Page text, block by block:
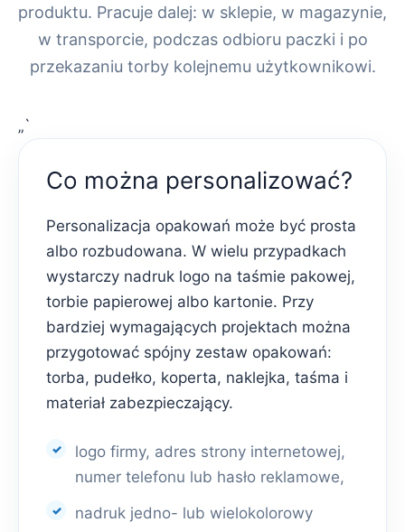
produktu. Pracuje dalej: w sklepie, w magazynie,
w transporcie, podczas odbioru paczki i po
przekazaniu torby kolejnemu użytkownikowi.
„`
Co można personalizować?
Personalizacja opakowań może być prosta
albo rozbudowana. W wielu przypadkach
wystarczy nadruk logo na taśmie pakowej,
torbie papierowej albo kartonie. Przy
bardziej wymagających projektach można
przygotować spójny zestaw opakowań:
torba, pudełko, koperta, naklejka, taśma i
materiał zabezpieczający.
logo firmy, adres strony internetowej,
numer telefonu lub hasło reklamowe,
nadruk jedno- lub wielokolorowy